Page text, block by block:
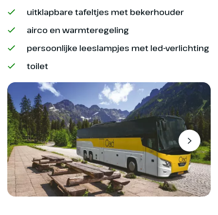
Dag 9
Trollstigen en Atlantische
Weg
350 km
uitklapbare tafeltjes met bekerhouder
airco en warmteregeling
persoonlijke leeslampjes met led-verlichting
toilet